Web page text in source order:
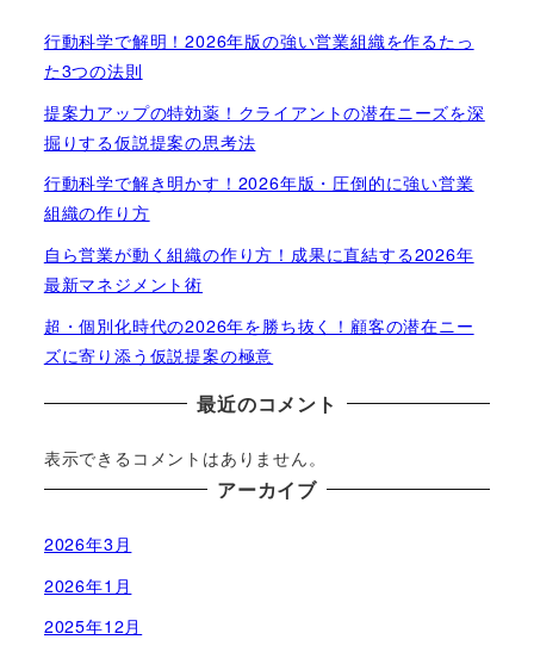
行動科学で解明！2026年版の強い営業組織を作るたっ
た3つの法則
提案力アップの特効薬！クライアントの潜在ニーズを深
掘りする仮説提案の思考法
行動科学で解き明かす！2026年版・圧倒的に強い営業
組織の作り方
自ら営業が動く組織の作り方！成果に直結する2026年
最新マネジメント術
超・個別化時代の2026年を勝ち抜く！顧客の潜在ニー
ズに寄り添う仮説提案の極意
最近のコメント
表示できるコメントはありません。
アーカイブ
2026年3月
2026年1月
2025年12月